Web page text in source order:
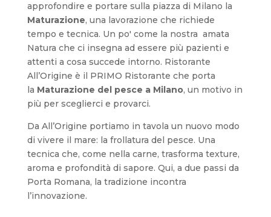
approfondire e portare sulla piazza di Milano la
Maturazione, una lavorazione che richiede
tempo e tecnica. Un po' come la nostra amata
Natura che ci insegna ad essere più pazienti e
attenti a cosa succede intorno. Ristorante
All’Origine è il PRIMO Ristorante che porta
la Maturazione del pesce a Milano, un motivo in
più per sceglierci e provarci.
Da All’Origine portiamo in tavola un nuovo modo
di vivere il mare: la frollatura del pesce. Una
tecnica che, come nella carne, trasforma texture,
aroma e profondità di sapore. Qui, a due passi da
Porta Romana, la tradizione incontra
l’innovazione.